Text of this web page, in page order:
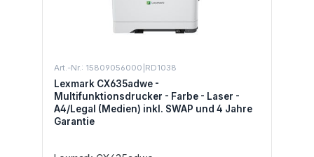
Art.-Nr.: 15809056000|RD1038
Lexmark CX635adwe -
Multifunktionsdrucker - Farbe - Laser -
A4/Legal (Medien) inkl. SWAP und 4 Jahre
Garantie